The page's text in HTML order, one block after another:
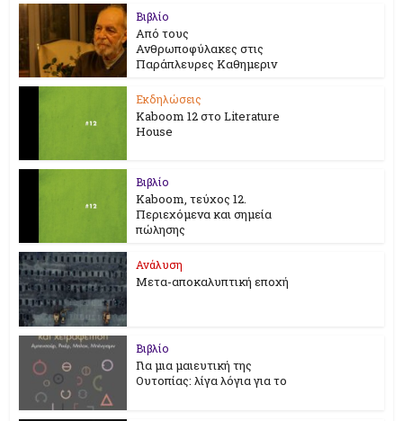
Βιβλίο
Από τους
Ανθρωποφύλακες στις
Παράπλευρες Καθημεριν
Εκδηλώσεις
Kaboom 12 στο Literature
House
Βιβλίο
Kaboom, τεύχος 12.
Περιεχόμενα και σημεία
πώλησης
Ανάλυση
Μετα-αποκαλυπτική εποχή
Βιβλίο
Για μια μαιευτική της
Ουτοπίας: λίγα λόγια για το